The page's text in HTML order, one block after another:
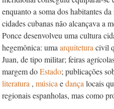
enquanto a soma dos habitantes
cidades cubanas não alcançava a
Ponce desenvolveu uma cultura
hegemônica: umaarquiteturacivil
Juan, de tipo militar; feiras
margem doEstado; publicações
literatura , músicaedançalocais
regionais espanholas, mas como